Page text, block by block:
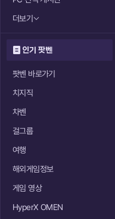
더보기
인기 팟벤
팟벤 바로가기
치지직
차벤
걸그룹
여행
해외게임정보
게임 영상
HyperX OMEN